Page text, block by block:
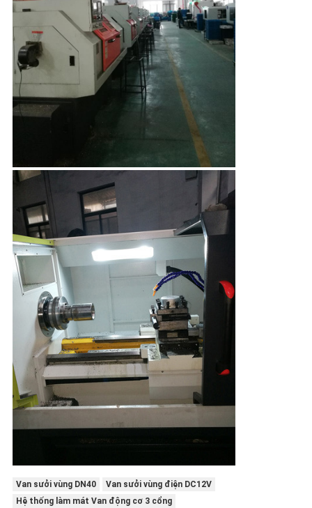
Van sưởi vùng DN40
Van sưởi vùng điện DC12V
Hệ thống làm mát Van động cơ 3 cổng